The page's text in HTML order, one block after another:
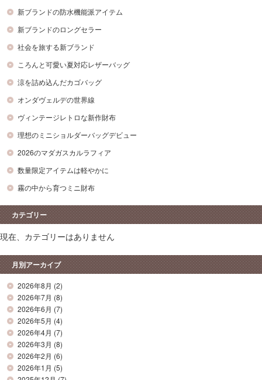
新ブランドの防水機能派アイテム
新ブランドのロングセラー
社会を旅する新ブランド
ころんと可愛い夏対応レザーバッグ
涼を詰め込んだカゴバッグ
オンダヴェルデの世界線
ヴィンテージレトロな新作財布
理想のミニショルダーバッグデビュー
2026のマダガスカルラフィア
数量限定アイテムは軽やかに
霧の中から育つミニ財布
カテゴリー
現在、カテゴリーはありません
月別アーカイブ
2026年8月 (2)
2026年7月 (8)
2026年6月 (7)
2026年5月 (4)
2026年4月 (7)
2026年3月 (8)
2026年2月 (6)
2026年1月 (5)